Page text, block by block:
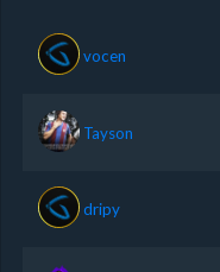
vocen
Tayson
dripy